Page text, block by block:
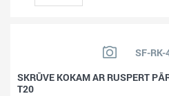
SF-RK-
SKRŪVE KOKAM AR RUSPERT
T20